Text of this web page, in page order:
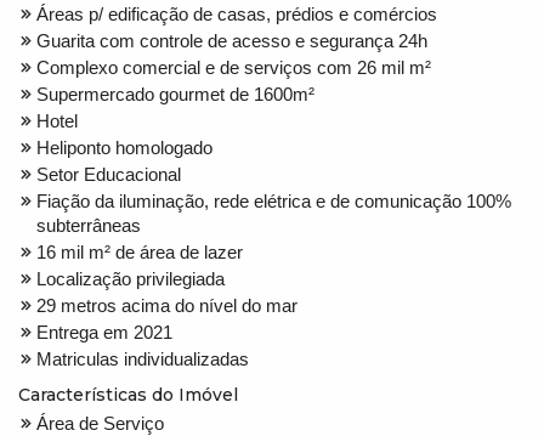
Áreas p/ edificação de casas, prédios e comércios
Guarita com controle de acesso e segurança 24h
Complexo comercial e de serviços com 26 mil m²
Supermercado gourmet de 1600m²
Hotel
Heliponto homologado
Setor Educacional
Fiação da iluminação, rede elétrica e de comunicação 100%
subterrâneas
16 mil m² de área de lazer
Localização privilegiada
29 metros acima do nível do mar
Entrega em 2021
Matriculas individualizadas
Características do Imóvel
Área de Serviço